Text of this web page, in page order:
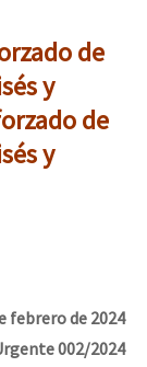
de
y
de
y
febrero de 2024
002/2024